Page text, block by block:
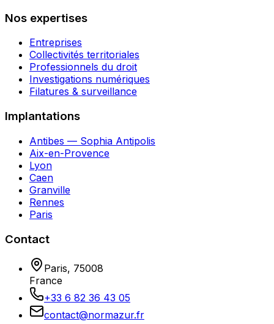
Nos expertises
Entreprises
Collectivités territoriales
Professionnels du droit
Investigations numériques
Filatures & surveillance
Implantations
Antibes — Sophia Antipolis
Aix-en-Provence
Lyon
Caen
Granville
Rennes
Paris
Contact
Paris, 75008
France
+33 6 82 36 43 05
contact@normazur.fr